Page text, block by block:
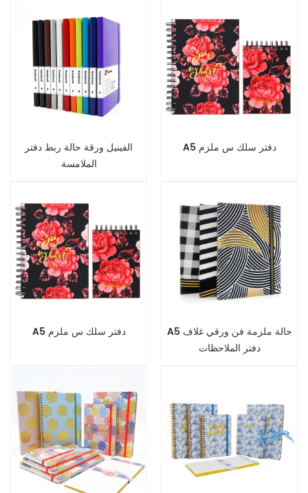
الفينيل ورقة حالة ربط دفتر
الملامسة
A5 دفتر سلك س ملزم
A5 دفتر سلك س ملزم
A5 حالة ملزمة فن ورقي غلاف
دفتر الملاحظات